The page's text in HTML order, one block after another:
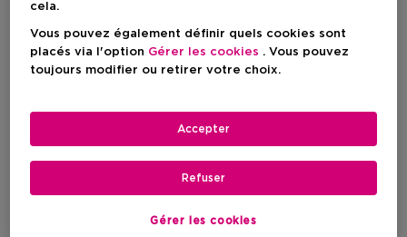
cela.
Vous pouvez également définir quels cookies sont
placés via l'option Gérer les cookies . Vous pouvez
toujours modifier ou retirer votre choix.
Gérer les cookies
Refuser
Accepter